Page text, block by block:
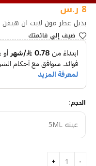
بديل عطر مون لايت ان هيفن
8 ر.س
ضيف إلي قائمتك
الحجم